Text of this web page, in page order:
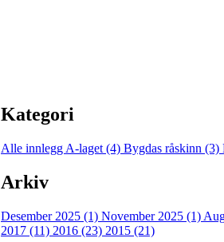
Kategori
Alle innlegg A-laget (4) Bygdas råskinn (3)
Arkiv
Desember 2025 (1) November 2025 (1)
2017 (11) 2016 (23) 2015 (21)